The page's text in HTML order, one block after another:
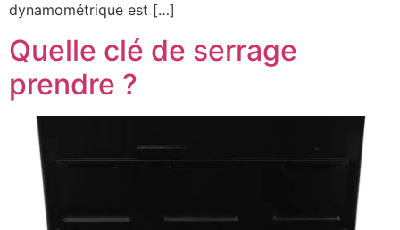
dynamométrique est […]
Quelle clé de serrage
prendre ?